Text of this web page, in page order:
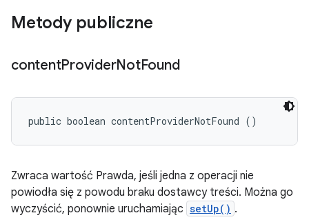
Metody publiczne
contentProviderNotFound
public boolean contentProviderNotFound ()
Zwraca wartość Prawda, jeśli jedna z operacji nie
powiodła się z powodu braku dostawcy treści. Można go
wyczyścić, ponownie uruchamiając setUp() .